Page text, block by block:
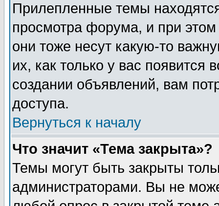
Прилепленные темы
просмотра форума, и при
они тоже несут какую-то
их, как только у вас появится
создании объявлений, вам
доступа.
Вернуться к началу
Что значит «Тема закрыта»?
Темы могут быть закрыты
администраторами. Вы не